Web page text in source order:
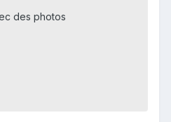
des photos